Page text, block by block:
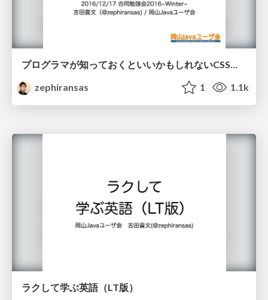
プログラマが知っておくといいかもしれないCSSのハナシ
zephiransas
1 1.1k
ラクして学ぶ英語（LT版）